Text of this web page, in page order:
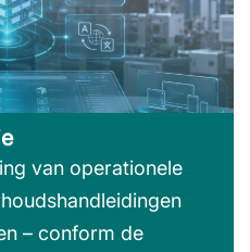
van operationele
– conform de